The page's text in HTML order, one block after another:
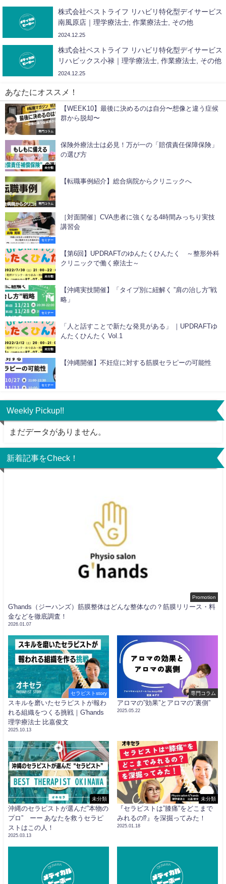
株式会社ベストライフ リハビリ特化型デイサービス
南風原店｜理学療法士, 作業療法士, その他
2024.12.25
株式会社ベストライフ リハビリ特化型デイサービス
リハビックス小禄｜理学療法士, 作業療法士, その他
2024.12.25
あなたにオススメ！
専門コラム
【WEEK10】最後に決めるのは自分〜想像と違う症候
群から脱却〜
未分類
保険外療法士は必見！万が一の「賠償責任保障保険」
の選び方
専門コラム
【転職事例紹介】総合病院からクリニックへ
セミナー
［対面開催］CVA患者に強くなる4時間みっちり実技
講習会
未分類
【第6回】UPDRAFTのゆんたくひんたく ～整形外科
クリニックで働く療法士～
セミナー
【沖縄実技開催】「タイプ別に紐解く ”肩の治し方”戦
略」
未分類
「人と話すことで新たな発見がある」 ｜UPDRAFTゆ
んたくひんたく Vol.1
セミナー
【沖縄開催】不妊症に対する筋膜セラピーの可能性
Weekly Pickup!!
まだデータがありません。
新着記事をCheck！
Promotion
G'hands（ジーハンズ）筋膜整体はどんな整体なの？筋膜リリース・料
金などを徹底調査！
2026.01.07
セラピストstory
スキルを磨いたセラピストが報わ
れる組織をつくる挑戦｜G'hands
理学療法士 比嘉俊文
2025.10.13
専門コラム
アロマの”効果”とアロマの”裏側”
2025.05.22
未分類
沖縄のセラピストが選んだ”本物の
プロ” ーー あなたを救うセラピ
ストはこの人！
2025.03.13
未分類
『セラピストは”膝痛”をどこまで
みれるの⁉︎』を深掘ってみた！
2025.01.18